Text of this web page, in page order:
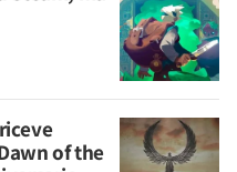
of the